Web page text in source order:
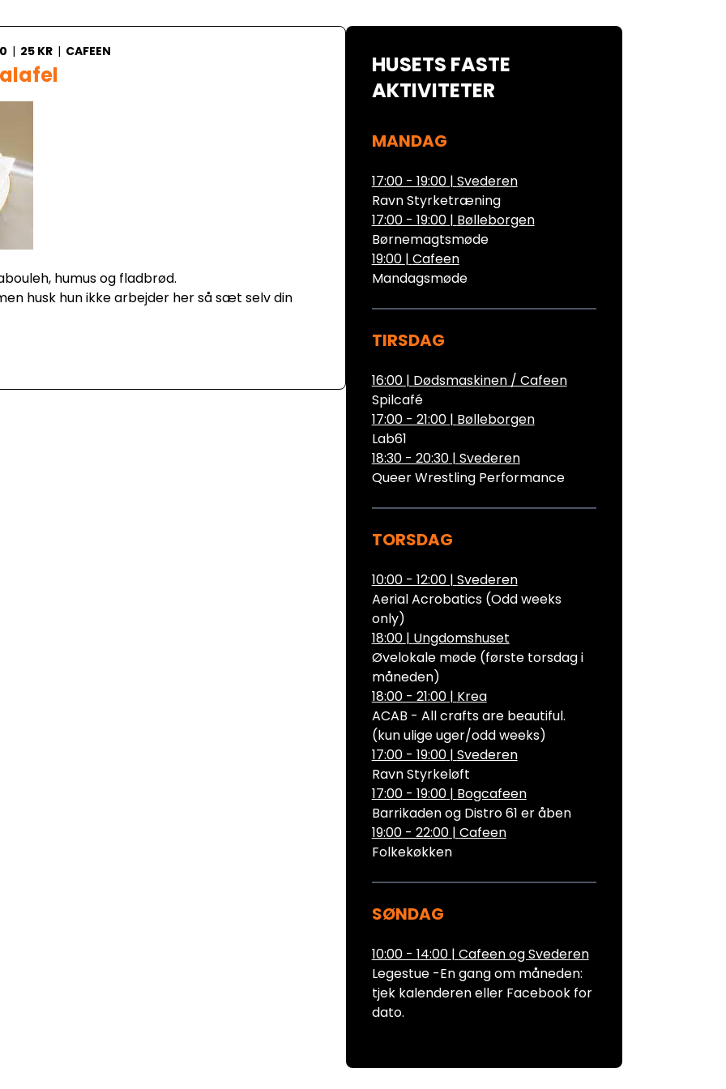
| 25 KR | CAFEEN
humus og fladbrød.
husk hun ikke arbejder her så sæt selv din
HUSETS FASTE
AKTIVITETER
MANDAG
17:00 - 19:00| Svederen
Ravn Styrketræning
17:00 - 19:00| Bølleborgen
Børnemagtsmøde
19:00 | Cafeen
Mandagsmøde
TIRSDAG
16:00 | Dødsmaskinen / Cafeen
Spilcafé
17:00 - 21:00| Bølleborgen
Lab61
18:30 - 20:30| Svederen
Queer Wrestling Performance
TORSDAG
10:00 - 12:00| Svederen
Aerial Acrobatics (Odd weeks
only)
18:00 | Ungdomshuset
Øvelokale møde (første torsdag i
måneden)
18:00 - 21:00| Krea
ACAB - All crafts are beautiful.
(kun ulige uger/odd weeks)
17:00 - 19:00| Svederen
Ravn Styrkeløft
17:00 - 19:00| Bogcafeen
Barrikaden og Distro 61 er åben
19:00 - 22:00| Cafeen
Folkekøkken
SØNDAG
10:00 - 14:00| Cafeen og Svederen
Legestue -En gang om måneden:
tjek kalenderen eller Facebook for
dato.